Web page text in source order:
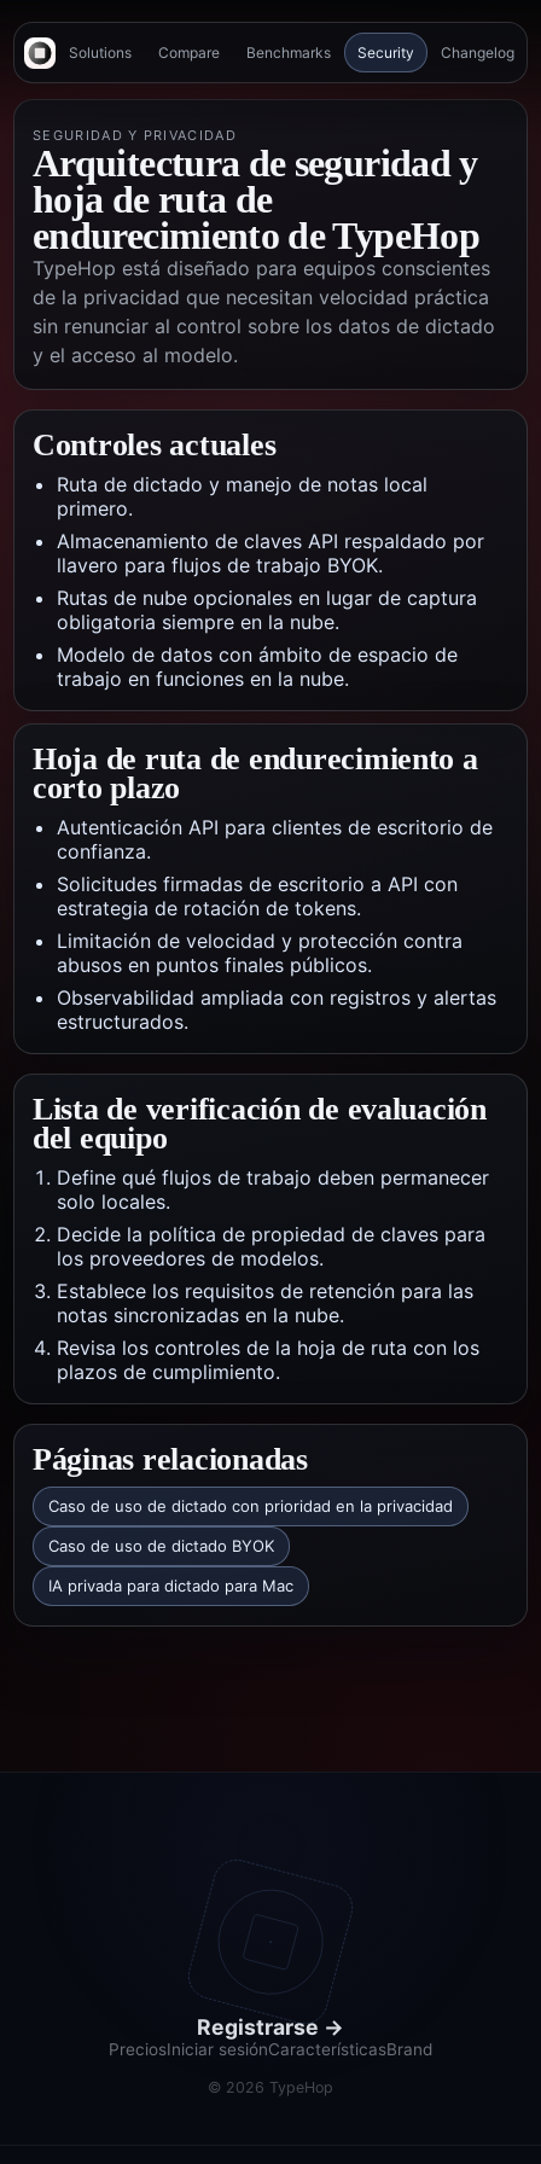
Solutions Compare Benchmarks Security Changelog
SEGURIDAD Y PRIVACIDAD
Arquitectura de seguridad y
hoja de ruta de
endurecimiento de TypeHop
TypeHop está diseñado para equipos conscientes
de la privacidad que necesitan velocidad práctica
sin renunciar al control sobre los datos de dictado
y el acceso al modelo.
Controles actuales
Ruta de dictado y manejo de notas local
primero.
Almacenamiento de claves API respaldado por
llavero para flujos de trabajo BYOK.
Rutas de nube opcionales en lugar de captura
obligatoria siempre en la nube.
Modelo de datos con ámbito de espacio de
trabajo en funciones en la nube.
Hoja de ruta de endurecimiento a
corto plazo
Autenticación API para clientes de escritorio de
confianza.
Solicitudes firmadas de escritorio a API con
estrategia de rotación de tokens.
Limitación de velocidad y protección contra
abusos en puntos finales públicos.
Observabilidad ampliada con registros y alertas
estructurados.
Lista de verificación de evaluación
del equipo
Define qué flujos de trabajo deben permanecer
solo locales.
Decide la política de propiedad de claves para
los proveedores de modelos.
Establece los requisitos de retención para las
notas sincronizadas en la nube.
Revisa los controles de la hoja de ruta con los
plazos de cumplimiento.
Páginas relacionadas
Caso de uso de dictado con prioridad en la privacidad
Caso de uso de dictado BYOK
IA privada para dictado para Mac
Registrarse →
PreciosIniciar sesiónCaracterísticasBrand
© 2026 TypeHop